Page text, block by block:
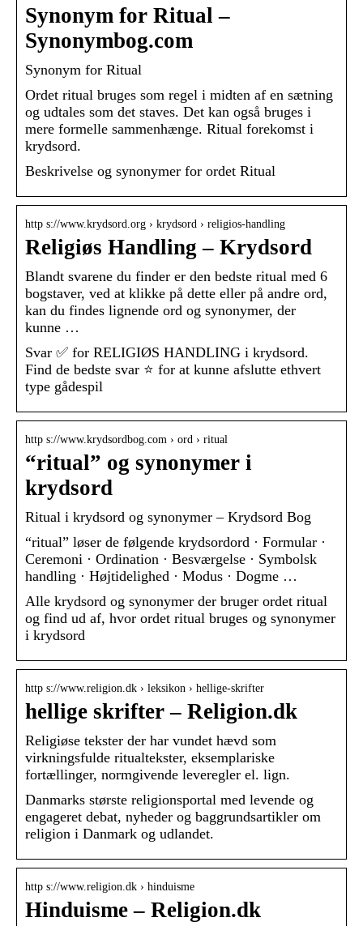
Synonym for Ritual –
Synonymbog.com
Synonym for Ritual
Ordet ritual bruges som regel i midten af ​​en sætning
og udtales som det staves. Det kan også bruges i
mere formelle sammenhænge. Ritual forekomst i
krydsord.
Beskrivelse og synonymer for ordet Ritual
http s://www.krydsord.org › krydsord › religios-handling
Religiøs Handling – Krydsord
Blandt svarene du finder er den bedste ritual med 6
bogstaver, ved at klikke på dette eller på andre ord,
kan du findes lignende ord og synonymer, der
kunne …
Svar ✅ for RELIGIØS HANDLING i krydsord.
Find de bedste svar ⭐ for at kunne afslutte ethvert
type gådespil
http s://www.krydsordbog.com › ord › ritual
“ritual” og synonymer i
krydsord
Ritual i krydsord og synonymer – Krydsord Bog
“ritual” løser de følgende krydsordord · Formular ·
Ceremoni · Ordination · Besværgelse · Symbolsk
handling · Højtidelighed · Modus · Dogme …
Alle krydsord og synonymer der bruger ordet ritual
og find ud af, hvor ordet ritual bruges og synonymer
i krydsord
http s://www.religion.dk › leksikon › hellige-skrifter
hellige skrifter – Religion.dk
Religiøse tekster der har vundet hævd som
virkningsfulde ritualtekster, eksemplariske
fortællinger, normgivende leveregler el. lign.
Danmarks største religionsportal med levende og
engageret debat, nyheder og baggrundsartikler om
religion i Danmark og udlandet.
http s://www.religion.dk › hinduisme
Hinduisme – Religion.dk